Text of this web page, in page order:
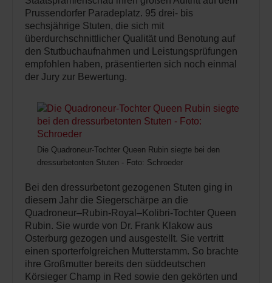
Prussendorfer Paradeplatz. 95 drei- bis
sechsjährige Stuten, die sich mit
überdurchschnittlicher Qualität und Benotung auf
den Stutbuchaufnahmen und Leistungsprüfungen
empfohlen haben, präsentierten sich noch einmal
der Jury zur Bewertung.
Die Quadroneur-Tochter Queen Rubin siegte bei den
dressurbetonten Stuten - Foto: Schroeder
Bei den dressurbetont gezogenen Stuten ging in
diesem Jahr die Siegerschärpe an die
Quadroneur–Rubin-Royal–Kolibri-Tochter Queen
Rubin. Sie wurde von Dr. Frank Klakow aus
Osterburg gezogen und ausgestellt. Sie vertritt
einen sporterfolgreichen Mutterstamm. So brachte
ihre Großmutter bereits den süddeutschen
Körsieger Champ in Red sowie den gekörten und